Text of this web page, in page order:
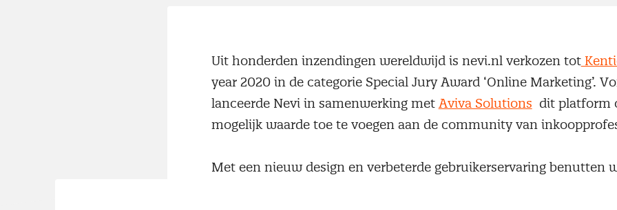
Uit honderden inzendingen wereldwijd is nevi.nl verkozen tot
year 2020 in de categorie Special Jury Award ‘Online Marketing’.
lanceerde Nevi in samenwerking met Aviva Solutions dit platform
mogelijk waarde toe te voegen aan de community van
Met een nieuw design en verbeterde gebruikerservaring benutten